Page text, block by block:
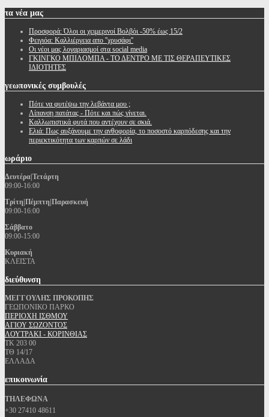
τα νέα μας
Προσφορά: Όλοι οι χειμερινοί Βολβόι -50% έως 15/2
Φειγιόα: Καλλιέργεια απο ''χρυσάφι''
Oι νέοι μας λογαριασμοί στα social media
ΓΚΙΝΓΚΟ ΜΠΙΛΟΜΠΑ - ΤΟ ΔΕΝΤΡΟ ΜΕ ΤΙΣ ΘΕΡΑΠΕΥΤΙΚΕΣ
ΙΔΙΟΤΗΤΕΣ
γεωπονικές συμβουλές
Πότε να φυτέψω την λεβάντα μου ;
Λίπανση πατάτας - Πότε και πώς γίνεται.
Καλλωπιστικά φυτά που αντέχουν σε σκιά.
Ελιά: Πως αυξάνουμε την ανθοφορία, το ποσοστό καρπόδεσης και την
περιεκτικότητα των καρπών σε λάδι
ωράριο
Δευτέρα|Τετάρτη
09:00-16:00
Τρίτη|Πέμπτη|Παρασκευή
09:00-16:00
Σάββατο
09:00-15:00
Κυριακή
ΚΛΕΙΣΤΑ
διεύθυνση
ΜΕΓΓΟΥΛΗΣ ΠΡΟΚΟΠΗΣ
ΓΕΩΠΟΝΙΚΟ ΠΑΡΚΟ
ΠΕΡΙΟΧΗ ΙΣΘΜΟΥ
ΑΓΙΟΥ ΣΩΖΟΝΤΟΣ
ΛΟΥΤΡΑΚΙ - ΚΟΡΙΝΘΙΑΣ
ΤΚ 203 00
ΤΘ 14/17
ΕΛΛΑΔΑ
επικοινωνία
ΤΗΛΕΦΩΝΑ
+30 27410 48611